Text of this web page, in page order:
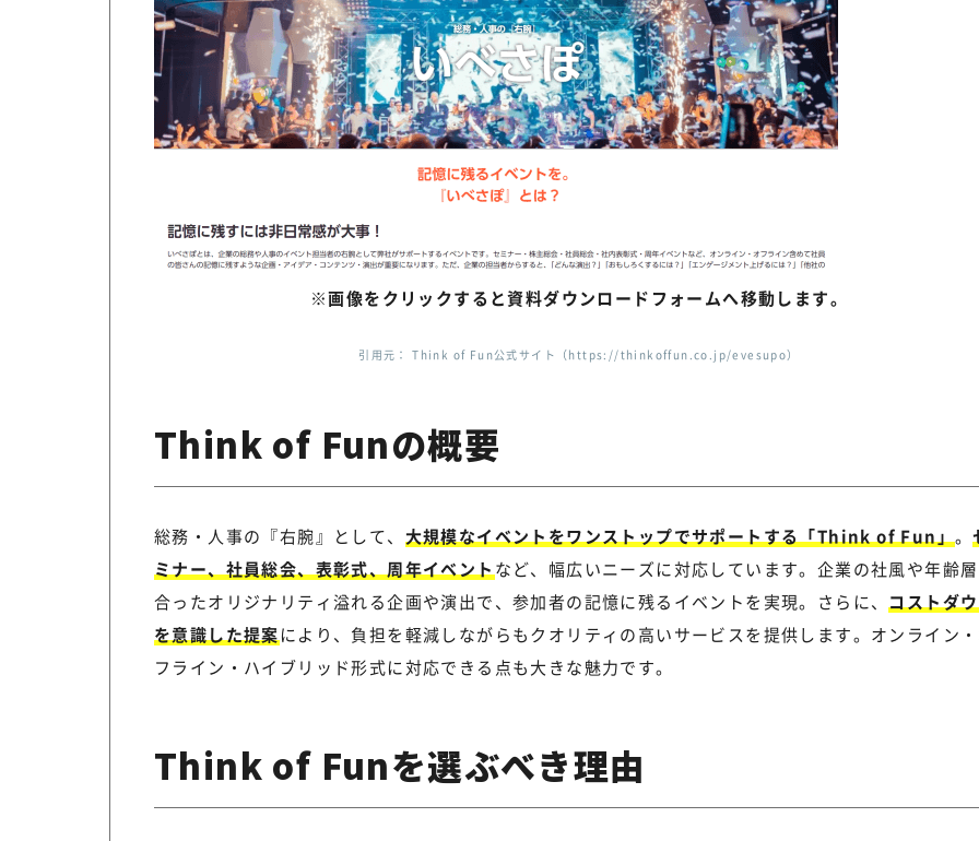
※画像をクリックすると資料ダウンロードフォームへ移動します。
引用元： Think of Fun公式サイト（https://thinkoffun.co.jp/evesupo）
Think of Funの概要
総務・人事の『右腕』として、 大規模なイベントをワンストップでサポートする「Think of Fun」。
ミナー、社員総会、表彰式、周年イベント など、幅広いニーズに対応しています。企業の社風や年齢層
合ったオリジナリティ溢れる企画や演出で、参加者の記憶に残るイベントを実現。さらに、 コストダ
を意識した提案により、負担を軽減しながらもクオリティの高いサービスを提供します。オンライン
フライン・ハイブリッド形式に対応できる点も大きな魅力です。
Think of Funを選ぶべき理由